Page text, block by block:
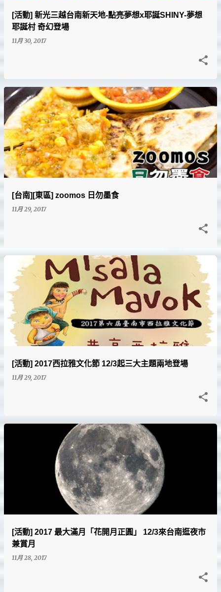
[活動] 新光三越台南新天地-點亮夢想x耶誕SHINY-夢想
耶誕村 奇幻登場
11月 30, 2017
[台南][東區] zoomos 日勿墨食
11月 29, 2017
[活動] 2017西拉雅文化節 12/3起三大主題兩地登場
11月 29, 2017
[活動] 2017 最大滿月「花開月正圓」 12/3來台南逛夜市
兼賞月
11月 28, 2017